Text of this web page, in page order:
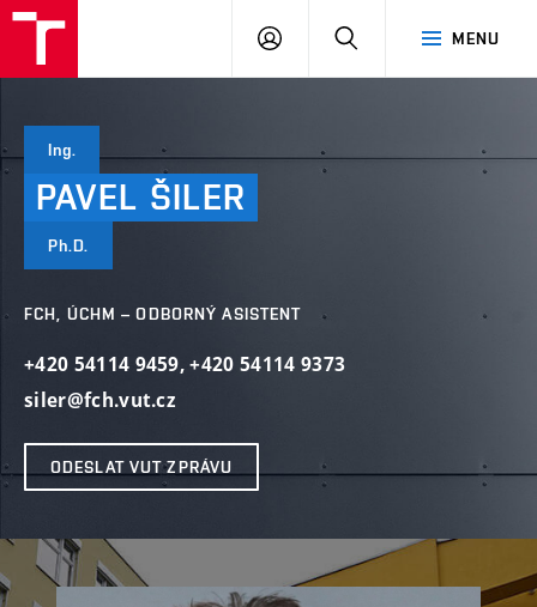
MENU
PŘIHLÁSIT
Ing.
PAVEL ŠILER
Ph.D.
FCH, ÚCHM – ODBORNÝ ASISTENT
+420 54114 9459,+420 54114 9373
siler@fch.vut.cz
ODESLAT VUT ZPRÁVU